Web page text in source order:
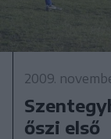
2009.
őszi első